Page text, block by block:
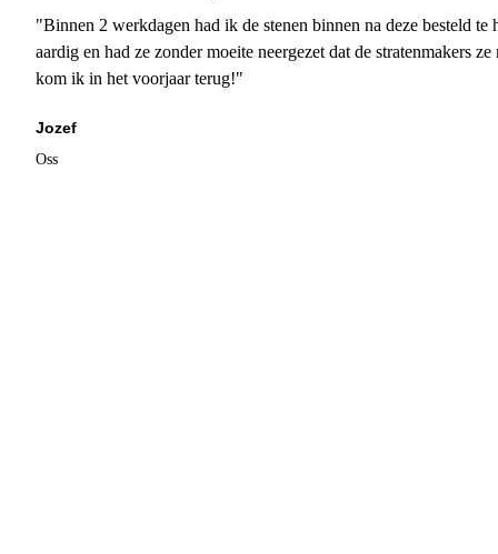
"Binnen 2 werkdagen had ik de stenen binnen na deze besteld
aardig en had ze zonder moeite neergezet dat de stratenmakers
kom ik in het voorjaar terug!"
Jozef
Oss